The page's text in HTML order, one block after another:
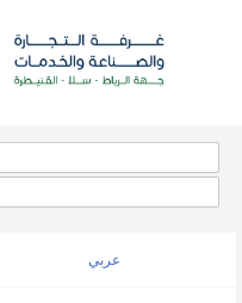
عربي